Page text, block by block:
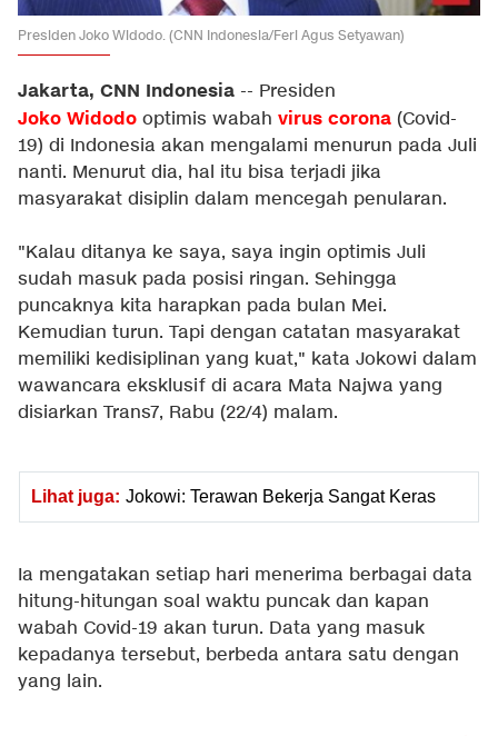
Presiden Joko Widodo. (CNN Indonesia/Feri Agus Setyawan)
Jakarta, CNN Indonesia -- Presiden
Joko Widodo optimis wabah virus corona (Covid-
19) di Indonesia akan mengalami menurun pada Juli
nanti. Menurut dia, hal itu bisa terjadi jika
masyarakat disiplin dalam mencegah penularan.
"Kalau ditanya ke saya, saya ingin optimis Juli
sudah masuk pada posisi ringan. Sehingga
puncaknya kita harapkan pada bulan Mei.
Kemudian turun. Tapi dengan catatan masyarakat
memiliki kedisiplinan yang kuat," kata Jokowi dalam
wawancara eksklusif di acara Mata Najwa yang
disiarkan Trans7, Rabu (22/4) malam.
Lihat juga: Jokowi: Terawan Bekerja Sangat Keras
Ia mengatakan setiap hari menerima berbagai data
hitung-hitungan soal waktu puncak dan kapan
wabah Covid-19 akan turun. Data yang masuk
kepadanya tersebut, berbeda antara satu dengan
yang lain.